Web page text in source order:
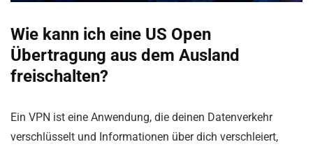
Wie kann ich eine US Open
Übertragung aus dem Ausland
freischalten?
Ein VPN ist eine Anwendung, die deinen Datenverkehr
verschlüsselt und Informationen über dich verschleiert,